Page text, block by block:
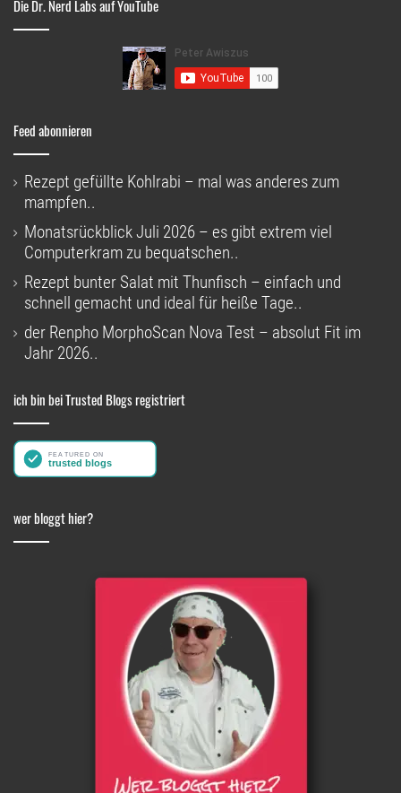
Die Dr. Nerd Labs auf YouTube
Feed abonnieren
Rezept gefüllte Kohlrabi – mal was anderes zum
mampfen..
Monatsrückblick Juli 2026 – es gibt extrem viel
Computerkram zu bequatschen..
Rezept bunter Salat mit Thunfisch – einfach und
schnell gemacht und ideal für heiße Tage..
der Renpho MorphoScan Nova Test – absolut Fit im
Jahr 2026..
ich bin bei Trusted Blogs registriert
wer bloggt hier?